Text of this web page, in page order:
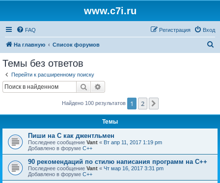
www.c7i.ru
FAQ Вход
Регистрация
На главную Список форумов
Темы без ответов
Перейти к расширенному поиску
Поиск
Найдено 100 результатов 1 2
Темы
Пиши на C как джентльмен
Последнее сообщение Vant « Вт апр 11, 2017 1:19 pm
Добавлено в форуме C++
90 рекомендаций по стилю написания программ на C++
Последнее сообщение Vant « Чт мар 16, 2017 3:31 pm
Добавлено в форуме C++